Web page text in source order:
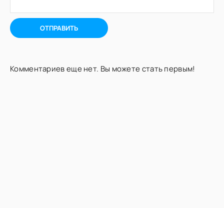
ОТПРАВИТЬ
Комментариев еще нет. Вы можете стать первым!